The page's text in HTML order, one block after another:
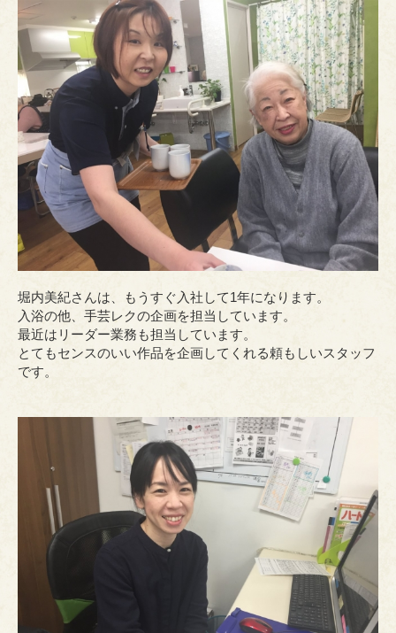
堀内美紀さんは、もうすぐ入社して1年になります。
入浴の他、手芸レクの企画を担当しています。
最近はリーダー業務も担当しています。
とてもセンスのいい作品を企画してくれる頼もしいスタッフ
です。